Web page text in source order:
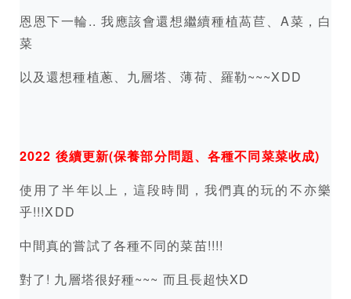
恩恩下一輪.. 我應該會還想繼續種植萵苣、A菜，白
菜
以及還想種植蔥、九層塔、薄荷、羅勒~~~XDD
2022 後續更新(保養部分問題、各種不同菜菜收成)
使用了半年以上，這段時間，我們真的玩的不亦樂
乎!!!XDD
中間真的嘗試了各種不同的菜苗!!!!
對了! 九層塔很好種~~~ 而且長超快XD